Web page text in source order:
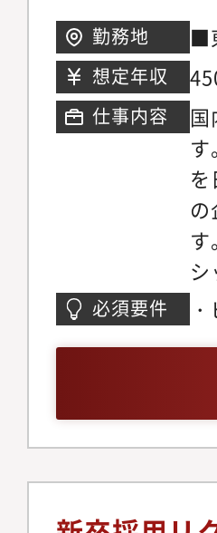
勤務地
■
想定年収
仕事内容
成
ス
外
必須要件